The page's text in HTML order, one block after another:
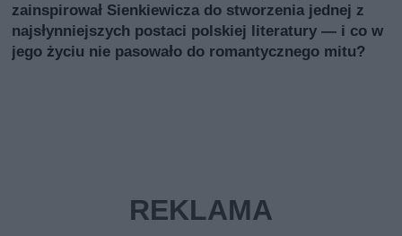
zainspirował Sienkiewicza do stworzenia jednej z
najsłynniejszych postaci polskiej literatury — i co w
jego życiu nie pasowało do romantycznego mitu?